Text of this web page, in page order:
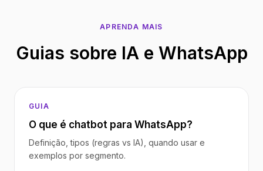
APRENDA MAIS
Guias sobre IA e WhatsApp
GUIA
O que é chatbot para WhatsApp?
Definição, tipos (regras vs IA), quando usar e
exemplos por segmento.